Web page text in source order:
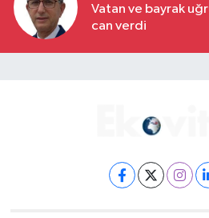
Vatan ve bayrak
can verdi